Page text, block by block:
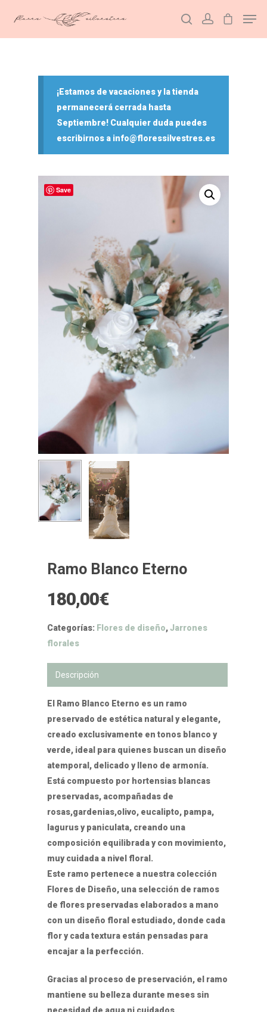
¡Estamos de vacaciones y la tienda
permanecerá cerrada hasta
Septiembre! Cualquier duda puedes
escribirnos a info@floressilvestres.es
Save
Ramo Blanco Eterno
180,00€
Categorías: Flores de diseño,Jarrones
florales
Descripción
El Ramo Blanco Eterno es un ramo
preservado de estética natural y elegante,
creado exclusivamente en tonos blanco y
verde, ideal para quienes buscan un diseño
atemporal, delicado y lleno de armonía.
Está compuesto por hortensias blancas
preservadas, acompañadas de
rosas,gardenias,olivo, eucalipto, pampa,
lagurus y paniculata, creando una
composición equilibrada y con movimiento,
muy cuidada a nivel floral.
Este ramo pertenece a nuestra colección
Flores de Diseño, una selección de ramos
de flores preservadas elaborados a mano
con un diseño floral estudiado, donde cada
flor y cada textura están pensadas para
encajar a la perfección.
Gracias al proceso de preservación, el ramo
mantiene su belleza durante meses sin